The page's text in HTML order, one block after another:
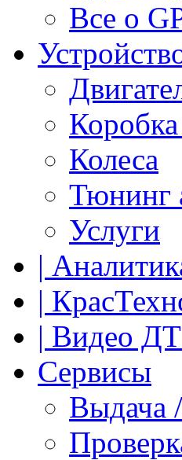
Все о
Колеса
Тюнинг
Услуги
|
|
| Видео
Сервисы
Выдача